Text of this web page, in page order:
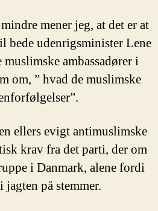
mener jeg, at det er at
bede udenrigsminister Lene
ambassadører i
om, ” hvad de muslimske
ellers evigt antimuslimske
krav fra det parti, der om
i Danmark, alene fordi
på stemmer.